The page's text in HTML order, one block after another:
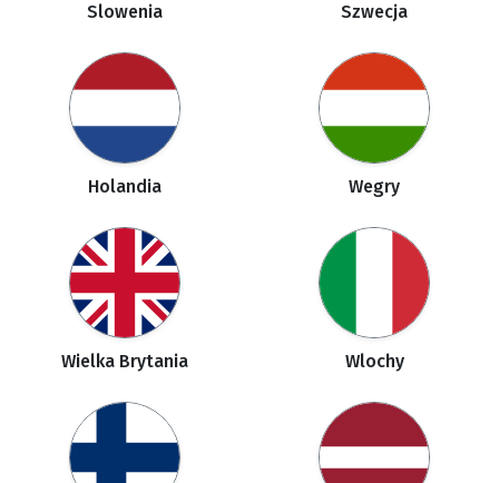
Slowenia Szwecja
Holandia Wegry
Wielka Brytania Wlochy